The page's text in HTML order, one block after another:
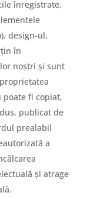
înregistrate,
design-ul,
în
noștri și sunt
poate fi copiat,
publicat de
prealabil
a
și atrage